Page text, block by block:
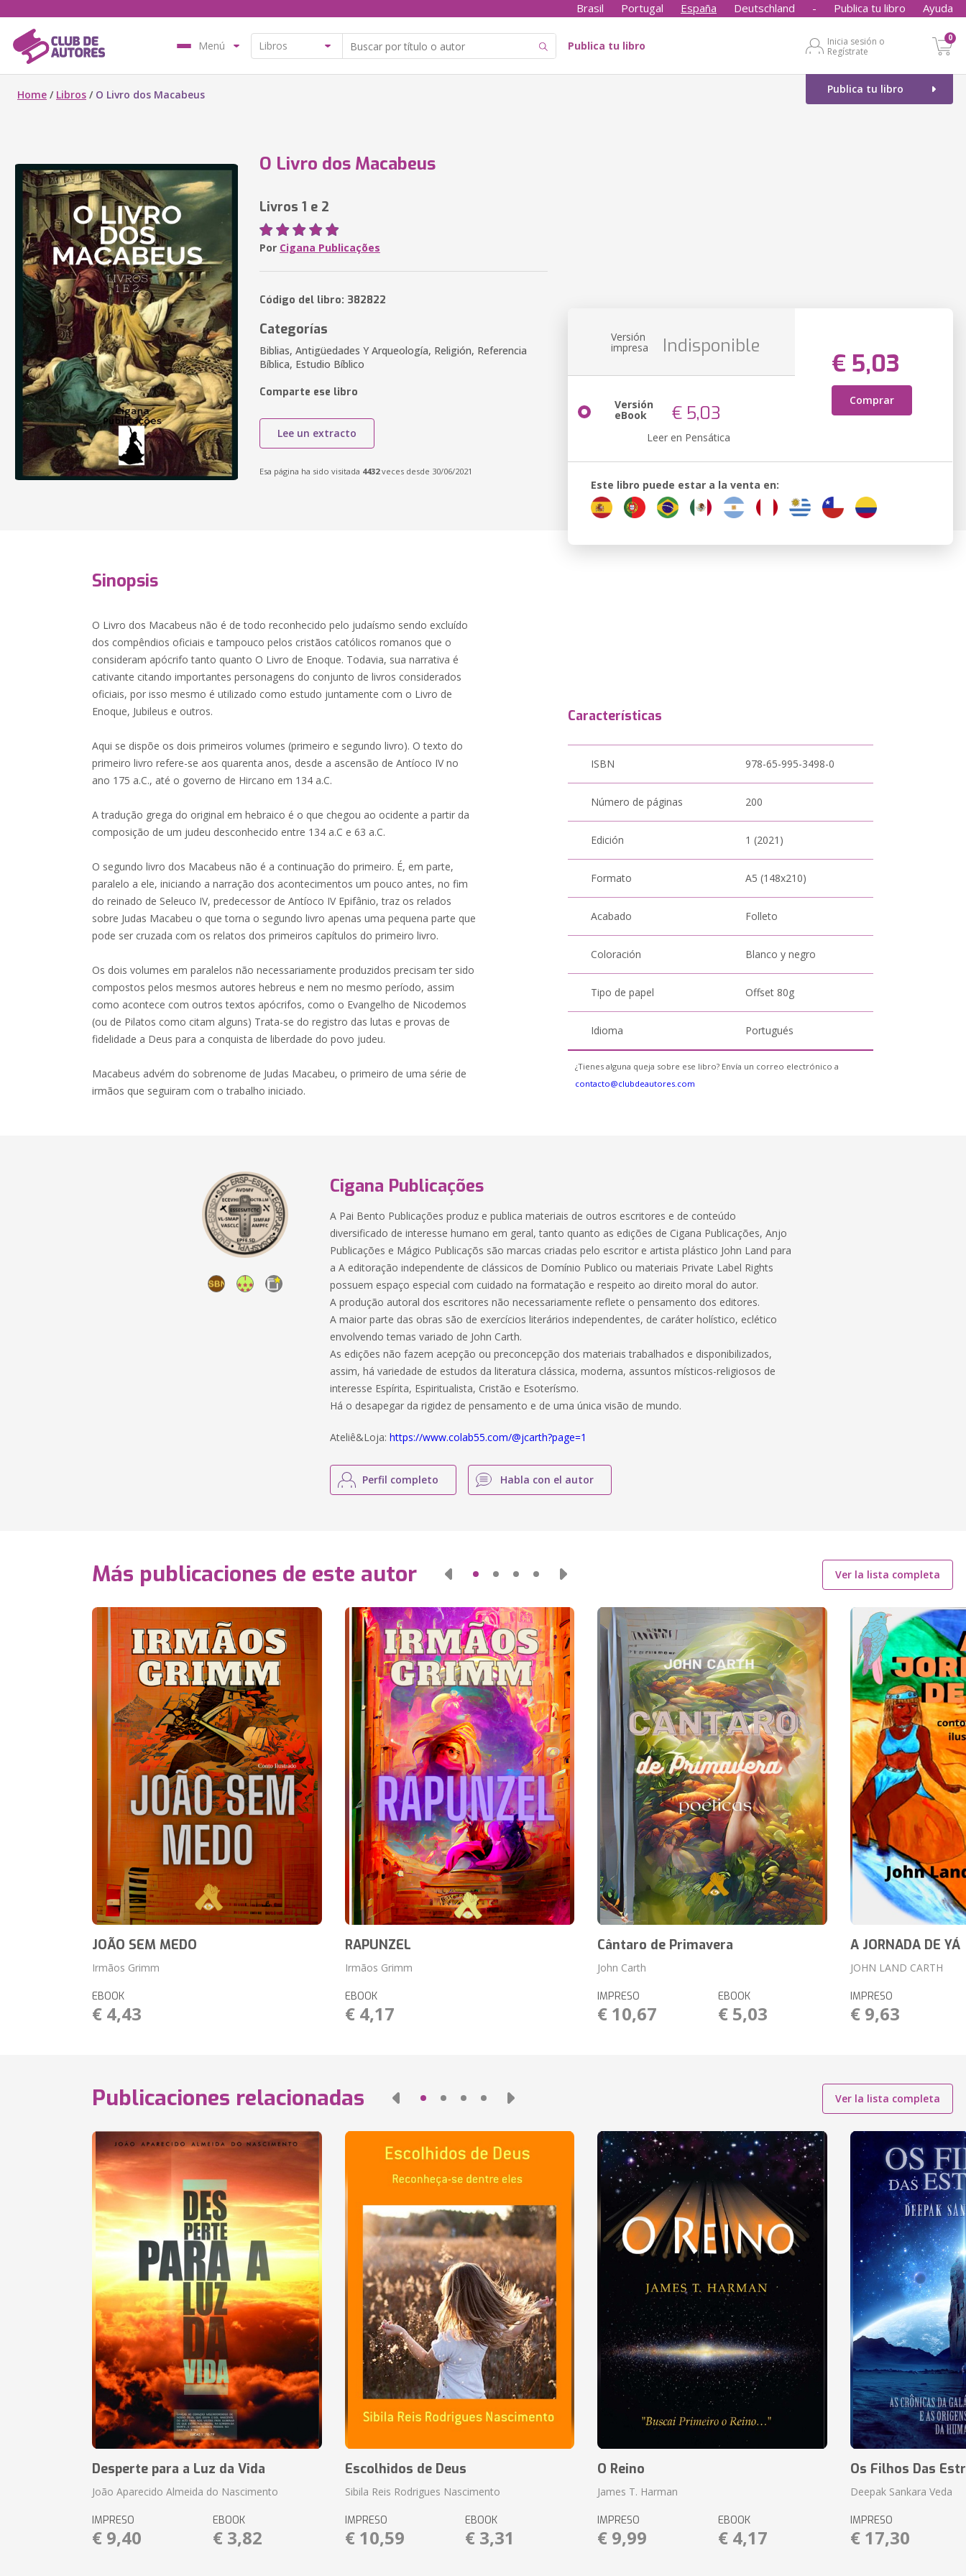
Brasil Portugal España Deutschland - Publica tu libro Ayuda
Menú Publica tu libro
Inicia sesión o
Regístrate
0
Publica tu libro
Home / Libros / O Livro dos Macabeus
O Livro dos Macabeus
Livros 1 e 2
Por Cigana Publicações
Código del libro: 382822
Categorías
Biblias, Antigüedades Y Arqueología, Religión, Referencia
Bíblica, Estudio Bíblico
Comparte ese libro
Lee un extracto
Esa página ha sido visitada 4432veces desde 30/06/2021
Versión
impresa Indisponible
€ 5,03
Comprar
Versión
eBook € 5,03
Leer en Pensática
Este libro puede estar a la venta en:
Sinopsis
O Livro dos Macabeus não é de todo reconhecido pelo judaísmo sendo excluído
dos compêndios oficiais e tampouco pelos cristãos católicos romanos que o
consideram apócrifo tanto quanto O Livro de Enoque. Todavia, sua narrativa é
cativante citando importantes personagens do conjunto de livros considerados
oficiais, por isso mesmo é utilizado como estudo juntamente com o Livro de
Enoque, Jubileus e outros.
Aqui se dispõe os dois primeiros volumes (primeiro e segundo livro). O texto do
primeiro livro refere-se aos quarenta anos, desde a ascensão de Antíoco IV no
ano 175 a.C., até o governo de Hircano em 134 a.C.
A tradução grega do original em hebraico é o que chegou ao ocidente a partir da
composição de um judeu desconhecido entre 134 a.C e 63 a.C.
O segundo livro dos Macabeus não é a continuação do primeiro. É, em parte,
paralelo a ele, iniciando a narração dos acontecimentos um pouco antes, no fim
do reinado de Seleuco IV, predecessor de Antíoco IV Epifânio, traz os relados
sobre Judas Macabeu o que torna o segundo livro apenas uma pequena parte que
pode ser cruzada com os relatos dos primeiros capítulos do primeiro livro.
Os dois volumes em paralelos não necessariamente produzidos precisam ter sido
compostos pelos mesmos autores hebreus e nem no mesmo período, assim
como acontece com outros textos apócrifos, como o Evangelho de Nicodemos
(ou de Pilatos como citam alguns) Trata-se do registro das lutas e provas de
fidelidade a Deus para a conquista de liberdade do povo judeu.
Macabeus advém do sobrenome de Judas Macabeu, o primeiro de uma série de
irmãos que seguiram com o trabalho iniciado.
Características
ISBN 978-65-995-3498-0
Número de páginas 200
Edición 1 (2021)
Formato A5 (148x210)
Acabado Folleto
Coloración Blanco y negro
Tipo de papel Offset 80g
Idioma Portugués
¿Tienes alguna queja sobre ese libro? Envía un correo electrónico a
contacto@clubdeautores.com
Cigana Publicações
A Pai Bento Publicações produz e publica materiais de outros escritores e de conteúdo
diversificado de interesse humano em geral, tanto quanto as edições de Cigana Publicações, Anjo
Publicações e Mágico Publicaçõs são marcas criadas pelo escritor e artista plástico John Land para
a A editoração independente de clássicos de Domínio Publico ou materiais Private Label Rights
possuem espaço especial com cuidado na formatação e respeito ao direito moral do autor.
A produção autoral dos escritores não necessariamente reflete o pensamento dos editores.
A maior parte das obras são de exercícios literários independentes, de caráter holístico, eclético
envolvendo temas variado de John Carth.
As edições não fazem acepção ou preconcepção dos materiais trabalhados e disponibilizados,
assim, há variedade de estudos da literatura clássica, moderna, assuntos místicos-religiosos de
interesse Espírita, Espiritualista, Cristão e Esoterísmo.
Há o desapegar da rigidez de pensamento e de uma única visão de mundo.
Ateliê&Loja:https://www.colab55.com/@jcarth?page=1
Perfil completo Habla con el autor
Más publicaciones de este autor Ver la lista completa
JOÃO SEM MEDO
Irmãos Grimm
EBOOK
€ 4,43
RAPUNZEL
Irmãos Grimm
EBOOK
€ 4,17
Cântaro de Primavera
John Carth
IMPRESO
€ 10,67
EBOOK
€ 5,03
A JORNADA DE YÁ
JOHN LAND CARTH
IMPRESO
€ 9,63
Publicaciones relacionadas Ver la lista completa
Desperte para a Luz da Vida
João Aparecido Almeida do Nascimento
IMPRESO
€ 9,40
EBOOK
€ 3,82
Escolhidos de Deus
Sibila Reis Rodrigues Nascimento
IMPRESO
€ 10,59
EBOOK
€ 3,31
O Reino
James T. Harman
IMPRESO
€ 9,99
EBOOK
€ 4,17
Os Filhos Das
Deepak Sankara Veda
IMPRESO
€ 17,30